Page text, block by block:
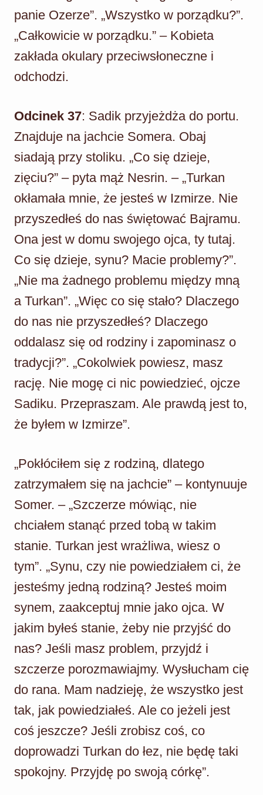
panie Ozerze”. „Wszystko w porządku?”.
„Całkowicie w porządku.” – Kobieta
zakłada okulary przeciwsłoneczne i
odchodzi.
Odcinek 37: Sadik przyjeżdża do portu.
Znajduje na jachcie Somera. Obaj
siadają przy stoliku. „Co się dzieje,
zięciu?” – pyta mąż Nesrin. – „Turkan
okłamała mnie, że jesteś w Izmirze. Nie
przyszedłeś do nas świętować Bajramu.
Ona jest w domu swojego ojca, ty tutaj.
Co się dzieje, synu? Macie problemy?”.
„Nie ma żadnego problemu między mną
a Turkan”. „Więc co się stało? Dlaczego
do nas nie przyszedłeś? Dlaczego
oddalasz się od rodziny i zapominasz o
tradycji?”. „Cokolwiek powiesz, masz
rację. Nie mogę ci nic powiedzieć, ojcze
Sadiku. Przepraszam. Ale prawdą jest to,
że byłem w Izmirze”.
„Pokłóciłem się z rodziną, dlatego
zatrzymałem się na jachcie” – kontynuuje
Somer. – „Szczerze mówiąc, nie
chciałem stanąć przed tobą w takim
stanie. Turkan jest wrażliwa, wiesz o
tym”. „Synu, czy nie powiedziałem ci, że
jesteśmy jedną rodziną? Jesteś moim
synem, zaakceptuj mnie jako ojca. W
jakim byłeś stanie, żeby nie przyjść do
nas? Jeśli masz problem, przyjdź i
szczerze porozmawiajmy. Wysłucham cię
do rana. Mam nadzieję, że wszystko jest
tak, jak powiedziałeś. Ale co jeżeli jest
coś jeszcze? Jeśli zrobisz coś, co
doprowadzi Turkan do łez, nie będę taki
spokojny. Przyjdę po swoją córkę”.